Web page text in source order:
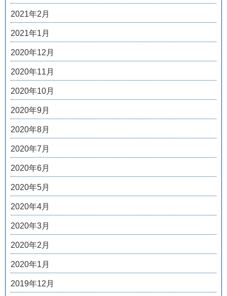
2021年2月
2021年1月
2020年12月
2020年11月
2020年10月
2020年9月
2020年8月
2020年7月
2020年6月
2020年5月
2020年4月
2020年3月
2020年2月
2020年1月
2019年12月